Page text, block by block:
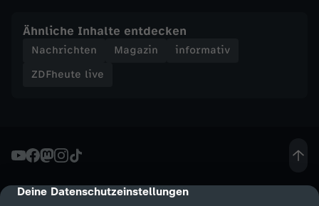
cmp-dialog-description
Deine Datenschutzeinstellungen
Ähnliche Inhalte entdecken
Nachrichten Magazin
informativ
ZDFheute live